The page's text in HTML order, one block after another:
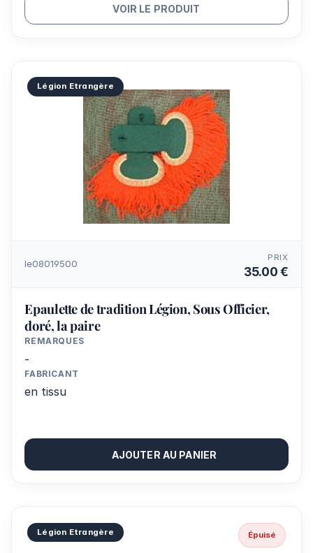
VOIR LE PRODUIT
Légion Etrangère
le08019500
PRIX
35.00 €
Epaulette de tradition Légion, Sous Officier,
doré, la paire
REMARQUES
-
FABRICANT
en tissu
AJOUTER AU PANIER
Légion Etrangère Épuisé